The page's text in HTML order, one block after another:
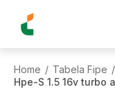
Home / Tabela Fipe /
Hpe-S 1.5 16v turbo